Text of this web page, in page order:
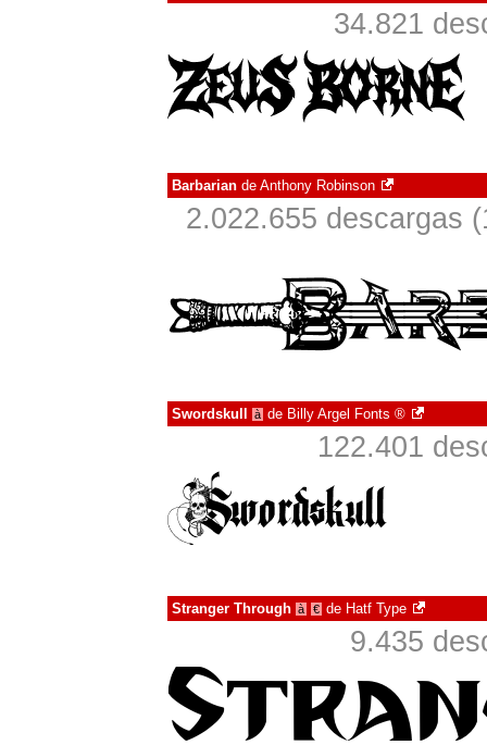
34.821
Barbarian de Anthony Robinson
2.022.655 descargas
Swordskull à de Billy Argel Fonts ®
122.401
Stranger Through à € de Hatf Type
9.435